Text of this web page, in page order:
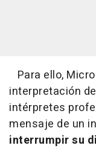
Para ello,
interpretación
intérpretes
mensaje de un
interrumpir su